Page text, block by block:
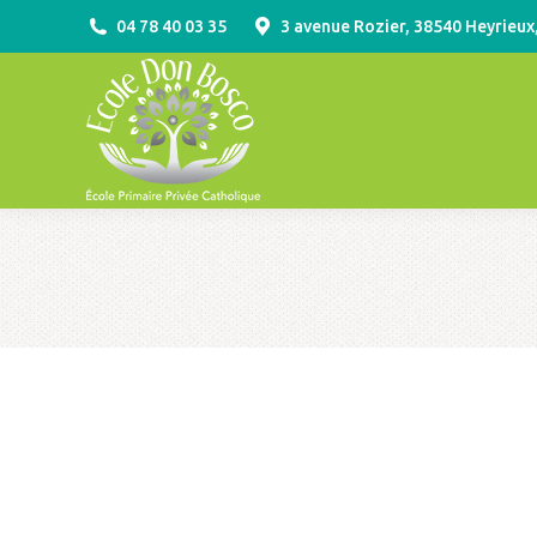
04 78 40 03 35 3 avenue Rozier, 38540
ACCUEIL VIE